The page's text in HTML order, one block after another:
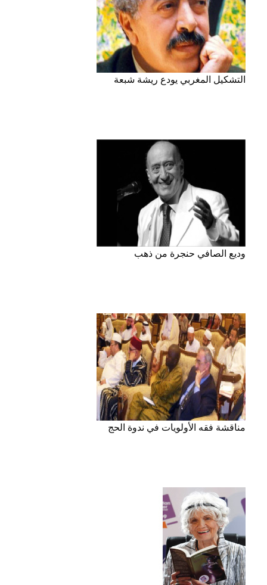
التشكيل المغربي يودع ريشة شبعة
وديع الصافي حنجرة من ذهب
مناقشة فقه الأولويات في ندوة الحج